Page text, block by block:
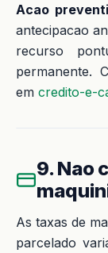
Acao
antecipacao
recurso
permanente.
em credito-e-
9. Nao
As taxas de
parcelado